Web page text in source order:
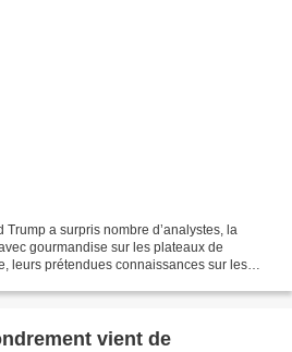
Trump a surpris nombre d’analystes, la
gourmandise sur les plateaux de
leurs prétendues connaissances sur les
vient de